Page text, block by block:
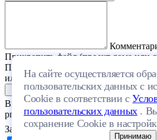
На сайте осуществляется
пользовательских данных с
Cookie в соответствии с
пользовательских данных. Вы
сохранение Cookie в
Принимаю
Прикрепить файл (проект дома или
Перетащите один или несколько
или выберите файл на компьютере
Выберите файл с расширением (doc,
png, jpeg, jpg, gif) и размером, не
Загрузить файлы